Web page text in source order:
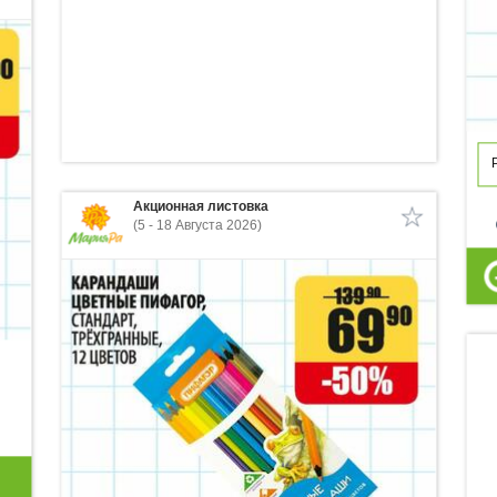
Акционная листовка
(5 - 18 Августа 2026)